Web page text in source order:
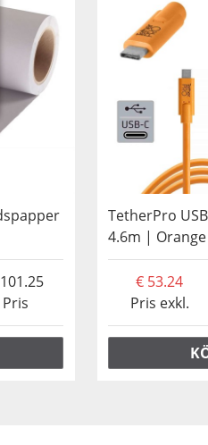
Pris
101.25
TetherPro
4.6m | Orange
Pris exkl.
53.24